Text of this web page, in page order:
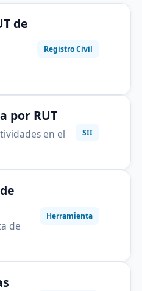
de
Registro Civil
por RUT
en el
SII
de
Herramienta